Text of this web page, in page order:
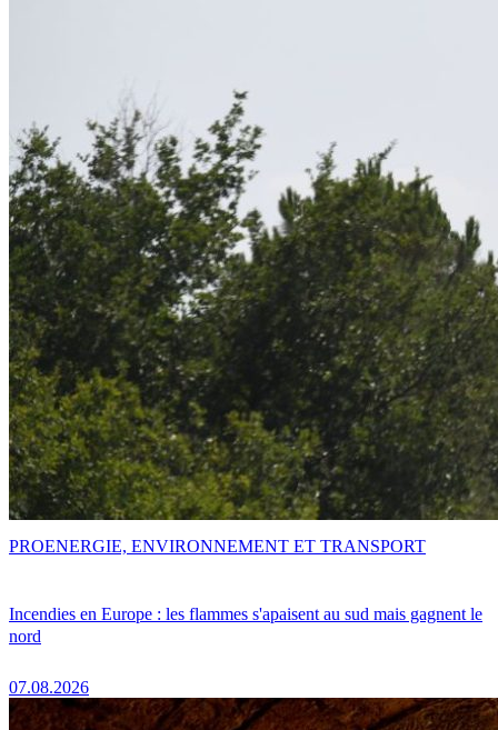
Incendies en Europe : les flammes s'apaisent au sud mais gagnent le
nord
07.08.2026
PROENERGIE, ENVIRONNEMENT ET TRANSPORT